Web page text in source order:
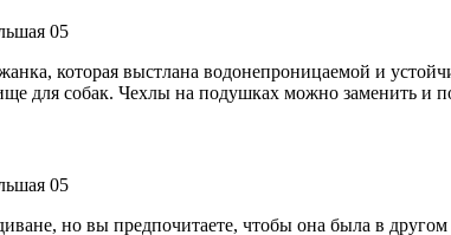
которая выстлана водонепроницаемой и
для собак. Чехлы на подушках можно заменить и
но вы предпочитаете, чтобы она была в